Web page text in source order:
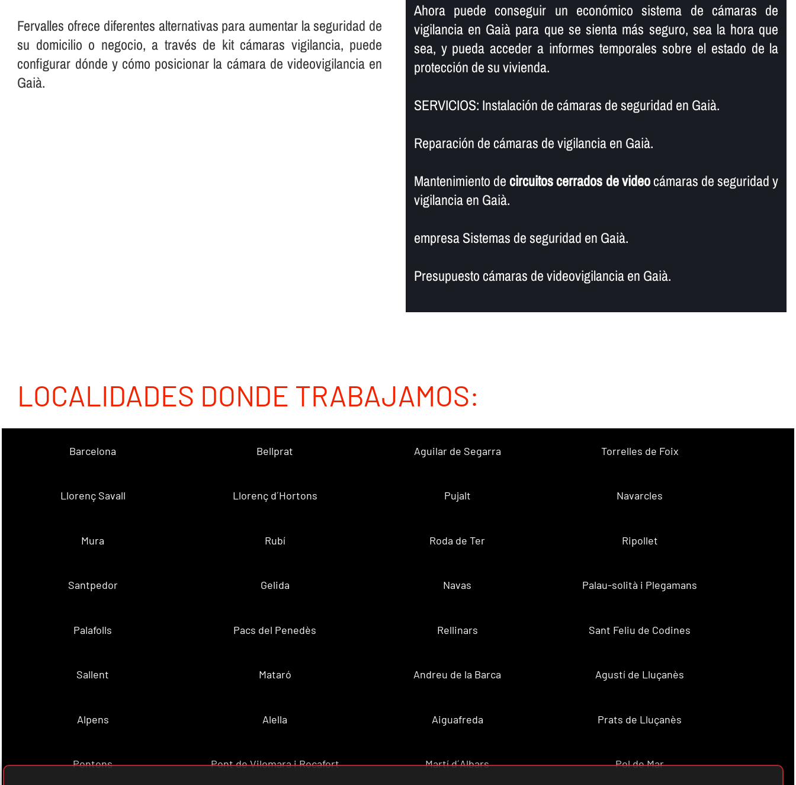
Fervalles ofrece diferentes alternativas para aumentar la seguridad de
su domicilio o negocio, a través de kit cámaras vigilancia, puede
configurar dónde y cómo posicionar la cámara de videovigilancia en
Gaià.
Ahora puede conseguir un económico sistema de cámaras de
vigilancia en Gaià para que se sienta más seguro, sea la hora que
sea, y pueda acceder a informes temporales sobre el estado de la
protección de su vivienda.
SERVICIOS: Instalación de cámaras de seguridad en Gaià.
Reparación de cámaras de vigilancia en Gaià.
Mantenimiento decircuitos cerrados de videocámaras de seguridad y
vigilancia en Gaià.
empresa Sistemas de seguridad en Gaià.
Presupuesto cámaras de videovigilancia en Gaià.
LOCALIDADES DONDE TRABAJAMOS:
Barcelona Bellprat Aguilar de Segarra Torrelles de Foix
Llorenç Savall Llorenç d´Hortons Pujalt Navarcles
Mura Rubí Roda de Ter Ripollet
Santpedor Gelida Navas Palau-solità i Plegamans
Palafolls Pacs del Penedès Rellinars Sant Feliu de Codines
Sallent Mataró Andreu de la Barca Agustí de Lluçanès
Alpens Alella Aiguafreda Prats de Lluçanès
Pontons Pont de Vilomara i Rocafort Martí d´Albars Pol de Mar